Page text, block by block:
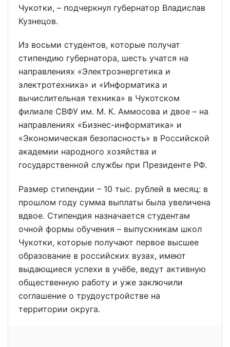
Чукотки, – подчеркнул губернатор Владислав
Кузнецов.
Из восьми студентов, которые получат
стипендию губернатора, шесть учатся на
направлениях «Электроэнергетика и
электротехника» и «Информатика и
вычислительная техника» в Чукотском
филиале СВФУ им. М. К. Аммосова и двое – на
направлениях «Бизнес-информатика» и
«Экономическая безопасность» в Российской
академии народного хозяйства и
государственной службы при Президенте РФ.
Размер стипендии – 10 тыс. рублей в месяц: в
прошлом году сумма выплаты была увеличена
вдвое. Стипендия назначается студентам
очной формы обучения – выпускникам школ
Чукотки, которые получают первое высшее
образование в российских вузах, имеют
выдающиеся успехи в учёбе, ведут активную
общественную работу и уже заключили
соглашение о трудоустройстве на
территории округа.